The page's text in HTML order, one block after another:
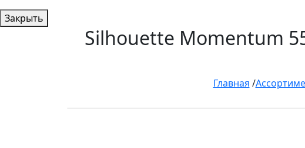
Закрыть
Silhouette Momentum
Главная /